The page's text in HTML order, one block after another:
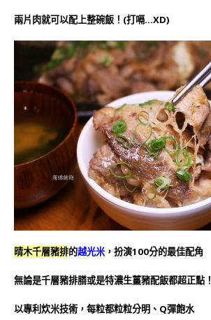
兩片肉就可以配上整碗飯！(打嗝…XD)
晴木千層豬排的越光米 ，扮演100分的最佳配角
無論是千層豬排膳或是特濃生薑豬配飯都超正點！
以專利炊米技術，每粒都粒粒分明、Q彈飽水